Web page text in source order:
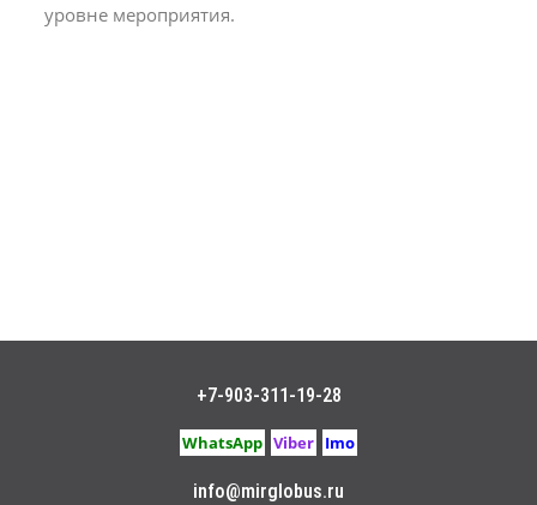
уровне мероприятия.
+7-903-311-19-28
WhatsApp Viber Imo
info@mirglobus.ru